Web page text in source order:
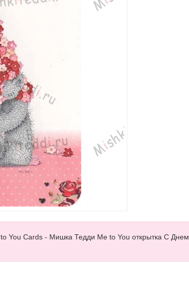
You Cards - Мишка Тедди Me to You открытка С Днем